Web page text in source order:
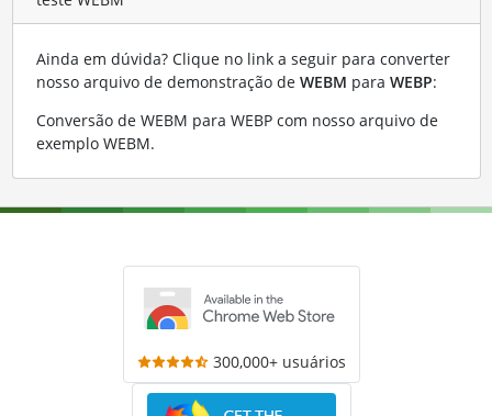
Ainda em dúvida? Clique no link a seguir para converter
nosso arquivo de demonstração de WEBM para WEBP:
Conversão de WEBM para WEBP com nosso arquivo de
exemplo WEBM.
300,000+ usuários